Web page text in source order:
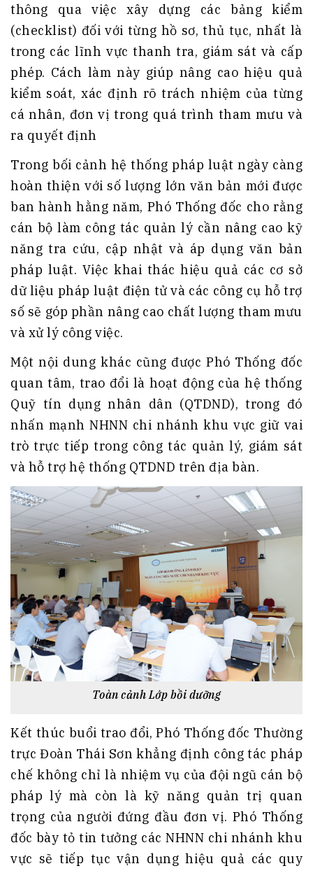
thông qua việc xây dựng các bảng kiểm
(checklist) đối với từng hồ sơ, thủ tục, nhất là
trong các lĩnh vực thanh tra, giám sát và cấp
phép. Cách làm này giúp nâng cao hiệu quả
kiểm soát, xác định rõ trách nhiệm của từng
cá nhân, đơn vị trong quá trình tham mưu và
ra quyết định
Trong bối cảnh hệ thống pháp luật ngày càng
hoàn thiện với số lượng lớn văn bản mới được
ban hành hằng năm, Phó Thống đốc cho rằng
cán bộ làm công tác quản lý cần nâng cao kỹ
năng tra cứu, cập nhật và áp dụng văn bản
pháp luật. Việc khai thác hiệu quả các cơ sở
dữ liệu pháp luật điện tử và các công cụ hỗ trợ
số sẽ góp phần nâng cao chất lượng tham mưu
và xử lý công việc.
Một nội dung khác cũng được Phó Thống đốc
quan tâm, trao đổi là hoạt động của hệ thống
Quỹ tín dụng nhân dân (QTDND), trong đó
nhấn mạnh NHNN chi nhánh khu vực giữ vai
trò trực tiếp trong công tác quản lý, giám sát
và hỗ trợ hệ thống QTDND trên địa bàn.
Toàn cảnh Lớp bồi dưỡng
Kết thúc buổi trao đổi, Phó Thống đốc Thường
trực Đoàn Thái Sơn khẳng định công tác pháp
chế không chỉ là nhiệm vụ của đội ngũ cán bộ
pháp lý mà còn là kỹ năng quản trị quan
trọng của người đứng đầu đơn vị. Phó Thống
đốc bày tỏ tin tưởng các NHNN chi nhánh khu
vực sẽ tiếp tục vận dụng hiệu quả các quy